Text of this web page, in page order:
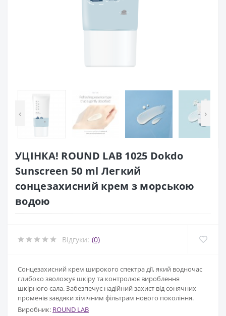
‹ ›
УЦІНКА! ROUND LAB 1025 Dokdo
Sunscreen 50 ml Легкий
сонцезахисний крем з морською
водою
Відгуки: (0)
Сонцезахисний крем широкого спектра дії, який водночас
глибоко зволожує шкіру та контролює вироблення
шкірного сала. Забезпечує надійний захист від сонячних
променів завдяки хімічним фільтрам нового покоління.
Виробник: ROUND LAB